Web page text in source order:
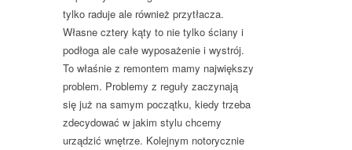
tylko raduje ale również przytłacza.
Własne cztery kąty to nie tylko ściany i
podłoga ale całe wyposażenie i wystrój.
To właśnie z remontem mamy największy
problem. Problemy z reguły zaczynają
się już na samym początku, kiedy trzeba
zdecydować w jakim stylu chcemy
urządzić wnętrze. Kolejnym notorycznie